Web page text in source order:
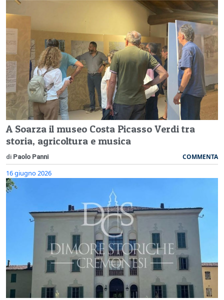
A Soarza il museo Costa Picasso Verdi tra
storia, agricoltura e musica
di Paolo Panni COMMENTA
16 giugno 2026